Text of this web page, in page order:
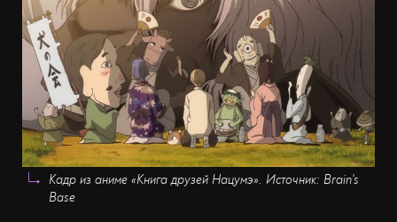
Кадр из аниме «Книга друзей Нацумэ». Источник: Brain's
Base